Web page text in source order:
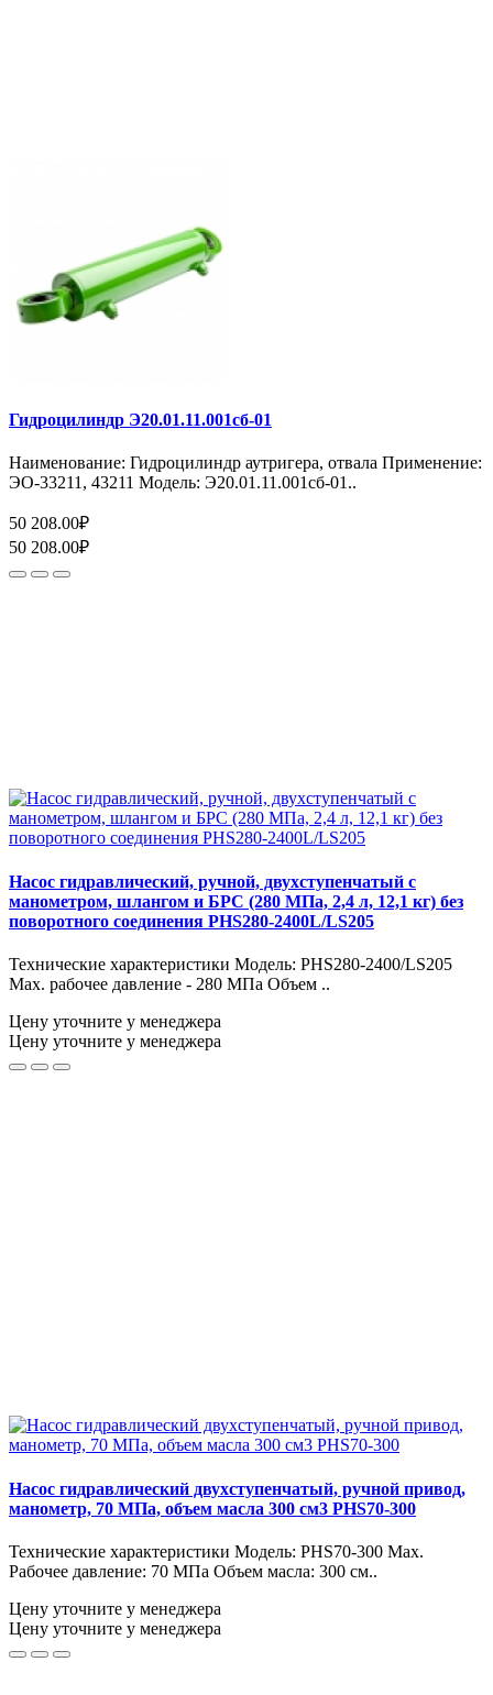
Гидроцилиндр Э20.01.11.001сб-01
Наименование: Гидроцилиндр аутригера, отвала Применение:
ЭО-33211, 43211 Модель: Э20.01.11.001сб-01..
50 208.00₽
50 208.00₽
Насос гидравлический, ручной, двухступенчатый с
манометром, шлангом и БРС (280 МПа, 2,4 л, 12,1 кг) без
поворотного соединения PHS280-2400L/LS205
Технические характеристики Модель: PHS280-2400/LS205
Max. рабочее давление - 280 МПа Объем ..
Цену уточните у менеджера
Цену уточните у менеджера
Насос гидравлический двухступенчатый, ручной привод,
манометр, 70 МПа, объем масла 300 см3 PHS70-300
Технические характеристики Модель: PHS70-300 Max.
Рабочее давление: 70 МПа Объем масла: 300 см..
Цену уточните у менеджера
Цену уточните у менеджера